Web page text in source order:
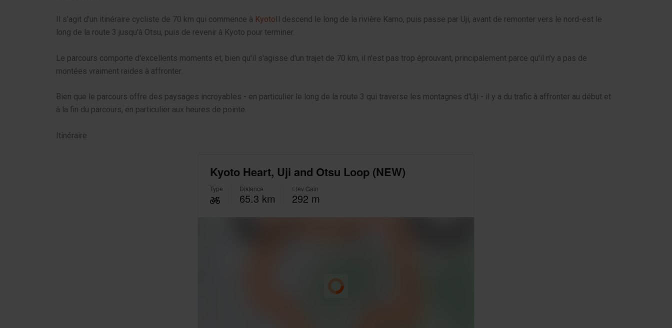
Il s'agit d'un itinéraire cycliste de 70 km qui commence à KyotoIl descend le long de la rivière Kamo, puis passe par Uji, avant de remonter vers le nord-est le
long de la route 3 jusqu'à Otsu, puis de revenir à Kyoto pour terminer.
Le parcours comporte d'excellents moments et, bien qu'il s'agisse d'un trajet de 70 km, il n'est pas trop éprouvant, principalement parce qu'il n'y a pas de
montées vraiment raides à affronter.
Bien que le parcours offre des paysages incroyables - en particulier le long de la route 3 qui traverse les montagnes d'Uji - il y a du trafic à affronter au début et
à la fin du parcours, en particulier aux heures de pointe.
Itinéraire